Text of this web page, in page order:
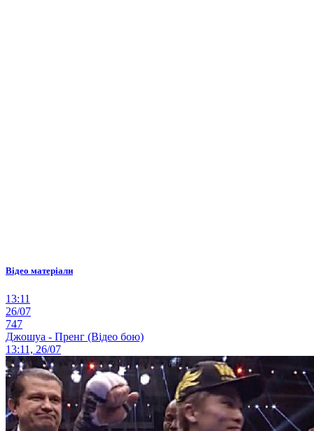
Відео матеріали
13:11
26/07
747
Джошуа - Пренг (Відео бою)
13:11, 26/07